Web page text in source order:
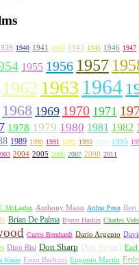
1940 1941 1942 1943 1945 1946 1947
1955 1956 1957
1962 1963 1964
1968 1969 1970 1971
1978 1979 1980 1981 1982
1989 1990 1991 1992 1993 1994 1995
2004 2005 2006 2007 2008 2011
McLaglen Anthony Mann Arthur Penn Bert
Brian De Palma Byron Haskin Charles
Curtis Bernhardt Dario Argento
Dino Risi Don Sharp Don Siegel Earl
Kazan Enzo Barboni Eugenio Martín